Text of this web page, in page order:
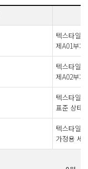
텍스타일
제A01부:
텍스타일
제A02부:
텍스타일
표준 상태
텍스타일
가정용 세